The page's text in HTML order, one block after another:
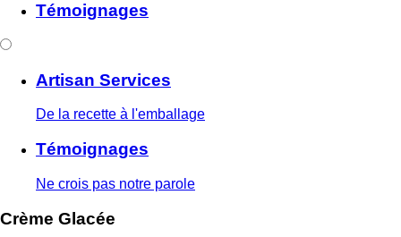
Témoignages
Artisan Services
De la recette à l'emballage
Témoignages
Ne crois pas notre parole
Crème Glacée